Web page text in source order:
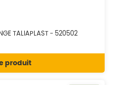
TALIAPLAST - 520502
produit